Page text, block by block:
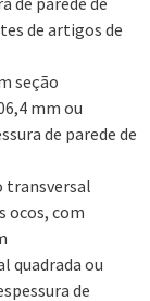
de artigos de
seção
mm ou
de parede de
transversal
ocos, com
quadrada ou
de